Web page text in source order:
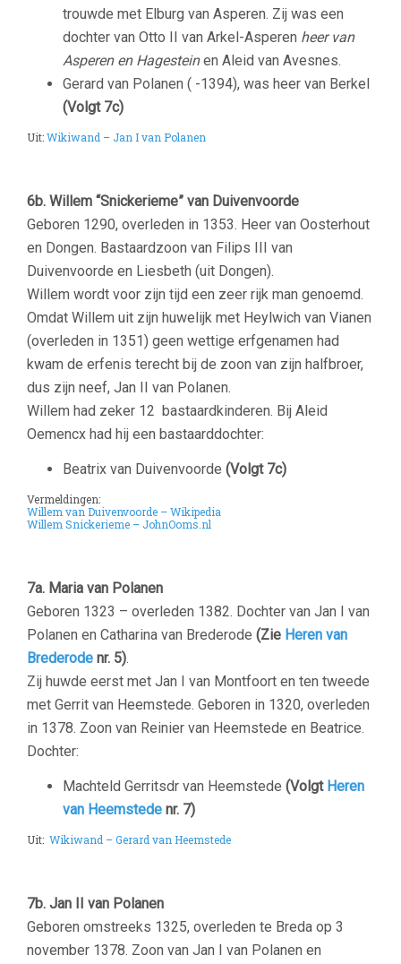
trouwde met Elburg van Asperen. Zij was een
dochter van Otto II van Arkel-Asperen heer van
Asperen en Hagesteinen Aleid van Avesnes.
Gerard van Polanen ( -1394), was heer van Berkel
(Volgt 7c)
Uit:Wikiwand – Jan I van Polanen
6b. Willem “Snickerieme” van Duivenvoorde
Geboren 1290, overleden in 1353. Heer van Oosterhout
en Dongen. Bastaardzoon van Filips III van
Duivenvoorde en Liesbeth (uit Dongen).
Willem wordt voor zijn tijd een zeer rijk man genoemd.
Omdat Willem uit zijn huwelijk met Heylwich van Vianen
(overleden in 1351) geen wettige erfgenamen had
kwam de erfenis terecht bij de zoon van zijn halfbroer,
dus zijn neef, Jan II van Polanen.
Willem had zeker 12 bastaardkinderen. Bij Aleid
Oemencx had hij een bastaarddochter:
Beatrix van Duivenvoorde (Volgt 7c)
Vermeldingen:
Willem van Duivenvoorde – Wikipedia
Willem Snickerieme – JohnOoms.nl
7a. Maria van Polanen
Geboren 1323 – overleden 1382. Dochter van Jan I van
Polanen en Catharina van Brederode (Zie Heren van
Brederode nr. 5).
Zij huwde eerst met Jan I van Montfoort en ten tweede
met Gerrit van Heemstede. Geboren in 1320, overleden
in 1378. Zoon van Reinier van Heemstede en Beatrice.
Dochter:
Machteld Gerritsdr van Heemstede (Volgt Heren
van Heemstede nr. 7)
Uit: Wikiwand – Gerard van Heemstede
7b. Jan II van Polanen
Geboren omstreeks 1325, overleden te Breda op 3
november 1378. Zoon van Jan I van Polanen en